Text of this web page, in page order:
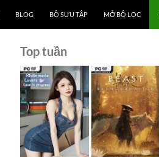
BLOG BỘ SƯU TẬP MỞ BỘ LỌC
Top tuần